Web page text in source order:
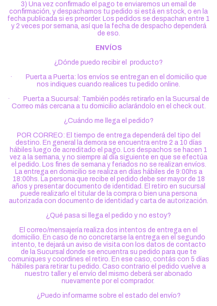
3) Una vez confirmado el pago te enviaremos un email de
confirmación, y despachamos tu pedido si está en stock, o en la
fecha publicada si es preorder. Los pedidos se despachan entre 1
y 2 veces por semana, así que la fecha de despacho dependerá
de eso.
ENVÍOS
¿Dónde puedo recibir el producto?
· Puerta a Puerta: los envíos se entregan en el domicilio que
nos indiques cuando realices tu pedido online.
· Puerta a Sucursal: También podés retirarlo en la Sucursal de
Correo más cercana a tu domicilio aclarándolo en el check out.
¿Cuándo me llega el pedido?
POR CORREO: El tiempo de entrega dependerá del tipo del
destino. En general la demora se encuentra entre 2 a 10 días
hábiles luego de acreditado el pago. Los despachos se hacen 1
vez a la semana, y no siempre al día siguiente en que se efectúa
el pedido. Los fines de semana y feriados no se realizan envíos.
La entrega en domicilio se realiza en días hábiles de 9:00hs a
18:00hs. La persona que recibe el pedido debe ser mayor de 18
años y presentar documento de identidad. El retiro en sucursal
puede realizarlo el titular de la compra o bien una persona
autorizada con documento de identidad y carta de autorización.
¿Qué pasa si llega el pedido y no estoy?
El correo/mensajería realiza dos intentos de entrega en el
domicilio. En caso de no concretarse la entrega en el segundo
intento, te dejará un aviso de visita con los datos de contacto
de la Sucursal donde se encuentra su pedido para que te
comuniques y coordines el retiro. En ese caso, contás con 5 días
hábiles para retirar tu pedido. Caso contrario el pedido vuelve a
nuestro taller y el envío del mismo deberá ser abonado
nuevamente por el comprador.
¿Puedo informarme sobre el estado del envío?